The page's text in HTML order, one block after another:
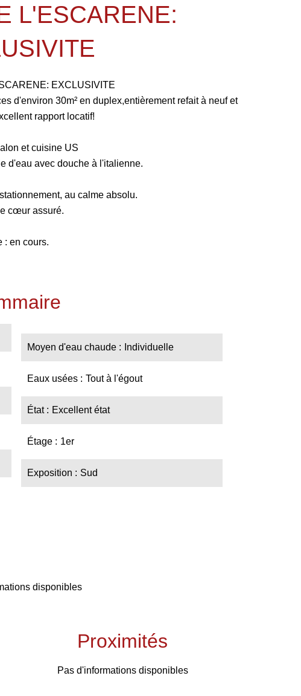
L'ESCARENE:
EXCLUSIVITE
d'environ 30m² en duplex,entièrement refait à neuf et
rapport locatif!
et cuisine US
d'eau avec douche à l'italienne.
au calme absolu.
cœur assuré.
: en cours.
Moyen d'eau chaude Individuelle
Eaux usées Tout à l'égout
État Excellent état
Étage 1er
Exposition Sud
disponibles
Proximités
Pas d'informations disponibles